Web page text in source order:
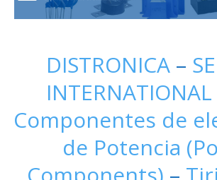
DISTRONICA –
INTERNATIONAL
Componentes de
de Potencia